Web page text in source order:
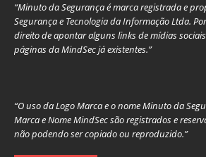
“Minuto da Segurança é marca registrada e
Segurança e Tecnologia da Informação Ltda.
direito de apontar alguns links de mídias
páginas da MindSec já existentes.”
“O uso da Logo Marca e o nome Minuto da
Marca e Nome MindSec são registrados e
não podendo ser copiado ou reproduzido.”